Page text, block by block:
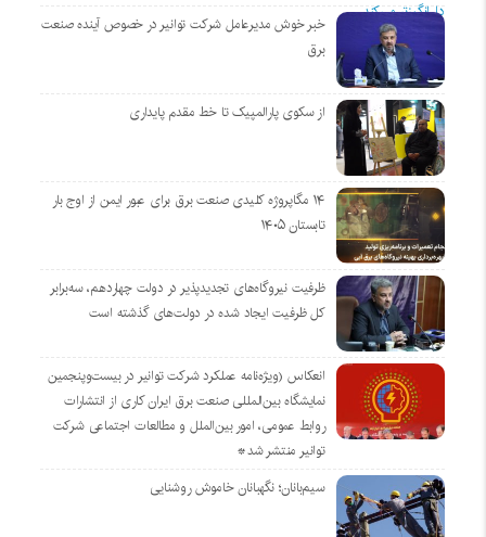
خبر خوش مدیرعامل شرکت توانیر در خصوص آینده صنعت
برق
از سکوی پارالمپیک تا خط مقدم پایداری
۱۴ مگاپروژه‌ کلیدی صنعت برق برای عبور ایمن از اوج بار
تابستان ۱۴۰۵
ظرفیت نیروگاه‌های تجدیدپذیر در دولت چهاردهم، سه‌برابر
کل ظرفیت ایجاد شده در دولت‌های گذشته است
انعکاس (ویژه‌نامه عملکرد شرکت توانیر در بیست‌وپنجمین
نمایشگاه بین‌المللی صنعت برق ایران کاری از انتشارات
روابط عمومی، امور بین‌الملل و مطالعات اجتماعی شرکت
توانیر منتشر شد*
سیم‌بانان؛ نگهبانان خاموش روشنایی